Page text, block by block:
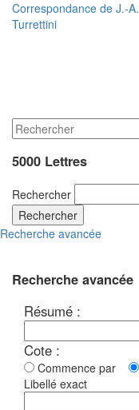
Correspondance de J.-A.
Turrettini
5000 Lettres
Rechercher
Rechercher
Recherche avancée
Recherche avancée
Résumé :
Cote :
Commence par
Libellé exact